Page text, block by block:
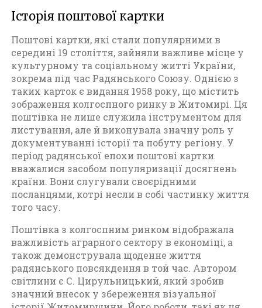
Історія поштової картки
Поштові картки, які стали популярними в
середині 19 століття, зайняли важливе місце у
культурному та соціальному житті України,
зокрема під час Радянського Союзу. Однією з
таких карток є видання 1958 року, що містить
зображення колгоспного ринку в Житомирі. Ця
поштівка не лише служила інструментом для
листування, але й виконувала значну роль у
документуванні історії та побуту регіону. У
період радянської епохи поштові картки
вважалися засобом популяризації досягнень
країни. Вони слугували своєрідними
посланцями, котрі несли в собі частинку життя
того часу.
Поштівка з колгоспним ринком відображала
важливість аграрного сектору в економіці, а
також демонструвала щоденне життя
радянського повсякдення в той час. Автором
світлини є С. Цирульницький, який зробив
значний внесок у збереження візуальної